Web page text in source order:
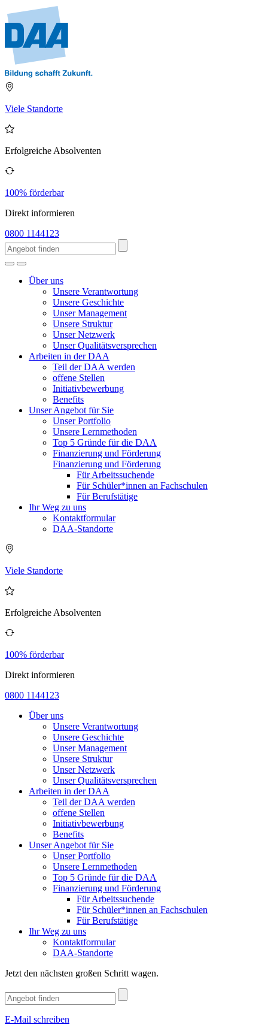
Viele Standorte
Erfolgreiche Absolventen
100% förderbar
Direkt informieren
0800 1144123
Über uns
Unsere Verantwortung
Unsere Geschichte
Unser Management
Unsere Struktur
Unser Netzwerk
Unser Qualitätsversprechen
Arbeiten in der DAA
Teil der DAA werden
offene Stellen
Initiativbewerbung
Benefits
Unser Angebot für Sie
Unser Portfolio
Unsere Lernmethoden
Top 5 Gründe für die DAA
Finanzierung und Förderung
Finanzierung und Förderung
Für Arbeitssuchende
Für Schüler*innen an Fachschulen
Für Berufstätige
Ihr Weg zu uns
Kontaktformular
DAA-Standorte
Viele Standorte
Erfolgreiche Absolventen
100% förderbar
Direkt informieren
0800 1144123
Über uns
Unsere Verantwortung
Unsere Geschichte
Unser Management
Unsere Struktur
Unser Netzwerk
Unser Qualitätsversprechen
Arbeiten in der DAA
Teil der DAA werden
offene Stellen
Initiativbewerbung
Benefits
Unser Angebot für Sie
Unser Portfolio
Unsere Lernmethoden
Top 5 Gründe für die DAA
Finanzierung und Förderung
Für Arbeitssuchende
Für Schüler*innen an Fachschulen
Für Berufstätige
Ihr Weg zu uns
Kontaktformular
DAA-Standorte
Jetzt den nächsten großen Schritt wagen.
E-Mail schreiben